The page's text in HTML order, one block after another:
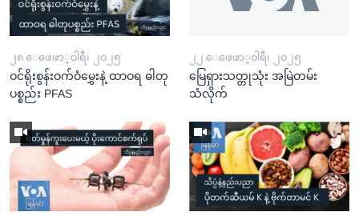
၂၈ ေဖေဖာ္၀ါရီ၊ ၂၀၂၅
ဝင်ရိုးစွန်းဝက်ဝံမွှေးနဲ့ ထာဝရ ဓါတု
ပစ္စည်း PFAS
၂၂ ေဖေဖာ္၀ါရီ၊ ၂၀၂၅
မြေရှားသတ္တုသုံး အမြဲတမ်း
သံလိုက်